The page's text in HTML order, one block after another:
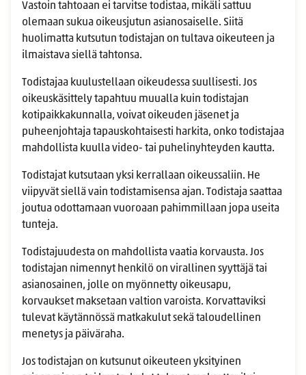
Vastoin tahtoaan ei tarvitse todistaa, mikäli sattuu
olemaan sukua oikeusjutun asianosaiselle. Siitä
huolimatta kutsutun todistajan on tultava oikeuteen ja
ilmaistava siellä tahtonsa.
Todistajaa kuulustellaan oikeudessa suullisesti. Jos
oikeuskäsittely tapahtuu muualla kuin todistajan
kotipaikkakunnalla, voivat oikeuden jäsenet ja
puheenjohtaja tapauskohtaisesti harkita, onko todistajaa
mahdollista kuulla video- tai puhelinyhteyden kautta.
Todistajat kutsutaan yksi kerrallaan oikeussaliin. He
viipyvät siellä vain todistamisensa ajan. Todistaja saattaa
joutua odottamaan vuoroaan pahimmillaan jopa useita
tunteja.
Todistajuudesta on mahdollista vaatia korvausta. Jos
todistajan nimennyt henkilö on virallinen syyttäjä tai
asianosainen, jolle on myönnetty oikeusapu,
korvaukset maksetaan valtion varoista. Korvattaviksi
tulevat käytännössä matkakulut sekä taloudellinen
menetys ja päiväraha.
Jos todistajan on kutsunut oikeuteen yksityinen